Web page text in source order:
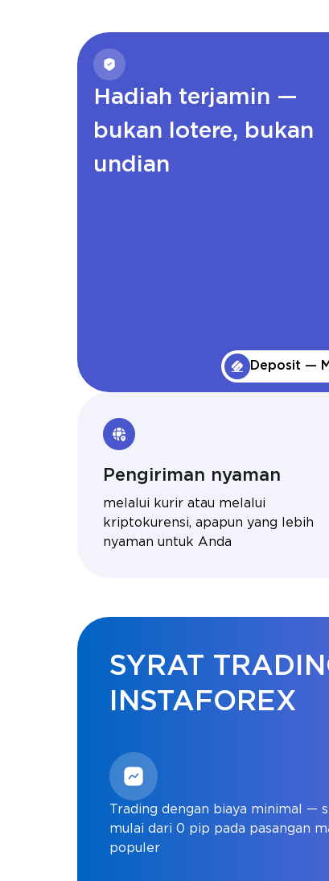
Hadiah terjamin —
bukan lotere, bukan
undian
Deposit —
Pengiriman nyaman
melalui kurir atau melalui
kriptokurensi, apapun yang lebih
nyaman untuk Anda
SYRAT
INSTAFOREX
Trading dengan biaya minimal —
mulai dari 0 pip pada pasangan
populer